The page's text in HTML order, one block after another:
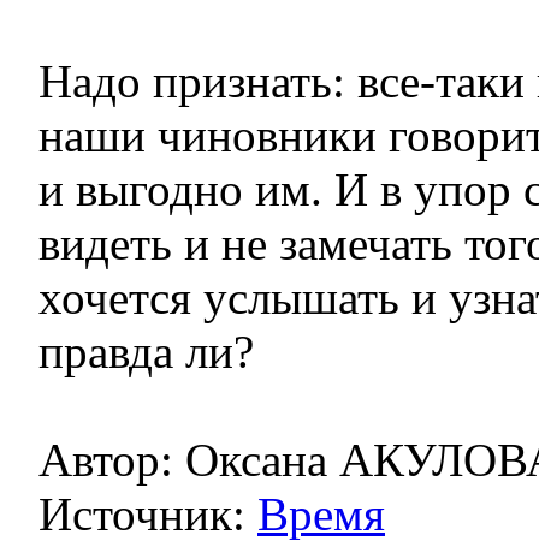
Надо признать: все-
наши чиновники
и выгодно им. И в упор
видеть и не замечать
хочется услышать и
правда ли?
Автор: Оксана
Источник: Время